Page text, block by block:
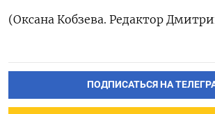
(Оксана Кобзева. Редактор
ПОДПИСАТЬСЯ НА